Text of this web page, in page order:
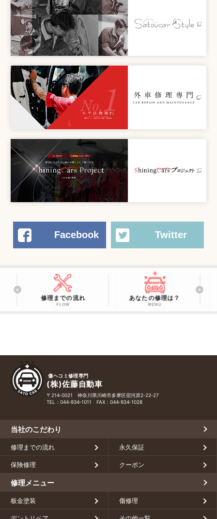
Facebook Twitter
修理までの流れ
FLOW
あなたの修理は？
MENU
傷ヘコミ修理専門
(株)佐藤自動車
〒214‑0021 神奈川県川崎市多摩区宿河原2‑22‑27
TEL：044‑934‑1011 FAX：044‑934‑1028
当社のこだわり
修理までの流れ 永久保証
保険修理 クーポン
修理メニュー
板金塗装 傷修理